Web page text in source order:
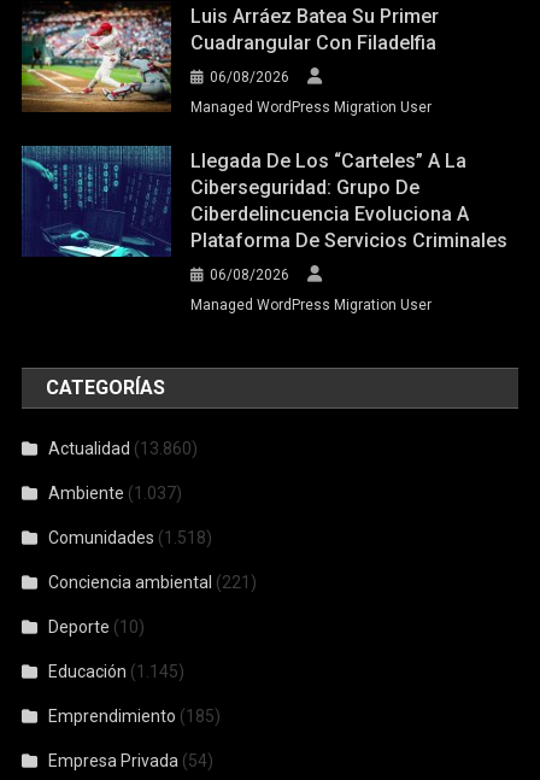
Luis Arráez Batea Su Primer
Cuadrangular Con Filadelfia
06/08/2026
Managed WordPress Migration User
Llegada De Los “carteles” A La
Ciberseguridad: Grupo De
Ciberdelincuencia Evoluciona A
Plataforma De Servicios Criminales
06/08/2026
Managed WordPress Migration User
CATEGORÍAS
Actualidad (13.860)
Ambiente (1.037)
Comunidades (1.518)
Conciencia ambiental (221)
Deporte (10)
Educación (1.145)
Emprendimiento (185)
Empresa Privada (54)